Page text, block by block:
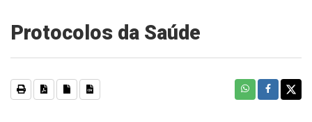
Protocolos da Saúde